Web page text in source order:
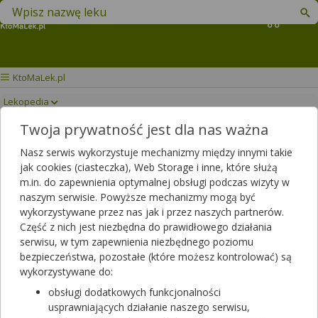
Koszyk
Znajdź lek w swojej okolicy
KtoMaLek.pl
Lekopedia
HELICID Drukuj/Zapisz
Helicid
Twoja prywatność jest dla nas ważna
Nasz serwis wykorzystuje mechanizmy między innymi takie
jak cookies (ciasteczka), Web Storage i inne, które służą
m.in. do zapewnienia optymalnej obsługi podczas wizyty w
naszym serwisie. Powyższe mechanizmy mogą być
wykorzystywane przez nas jak i przez naszych partnerów.
Część z nich jest niezbędna do prawidłowego działania
serwisu, w tym zapewnienia niezbędnego poziomu
bezpieczeństwa, pozostałe (które możesz kontrolować) są
wykorzystywane do:
obsługi dodatkowych funkcjonalności
usprawniających działanie naszego serwisu,